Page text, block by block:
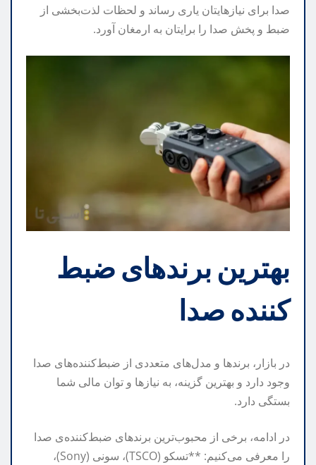
صدا برای نیازهایتان یاری رساند و لحظات لذت‌بخشی از
ضبط و پخش صدا را برایتان به ارمغان آورد.
بهترین برندهای ضبط
کننده صدا
در بازار، برندها و مدل‌های متعددی از ضبط‌کننده‌های صدا
وجود دارد و بهترین گزینه، به نیازها و توان مالی شما
بستگی دارد.
در ادامه، برخی از محبوب‌ترین برندهای ضبط‌کننده‌ی صدا
را معرفی می‌کنیم: **تسکو (TSCO)، سونی (Sony)،